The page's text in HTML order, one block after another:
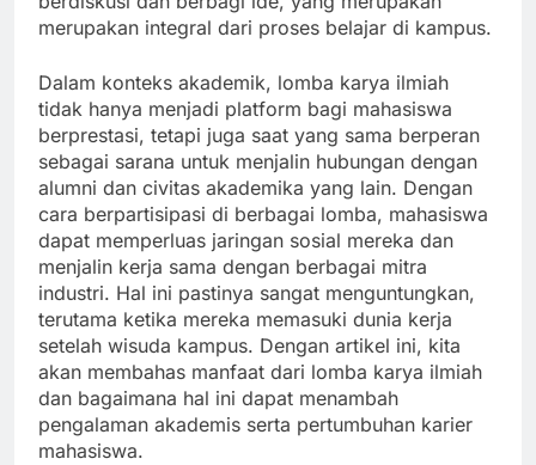
merupakan integral dari proses belajar di kampus.
Dalam konteks akademik, lomba karya ilmiah
tidak hanya menjadi platform bagi mahasiswa
berprestasi, tetapi juga saat yang sama berperan
sebagai sarana untuk menjalin hubungan dengan
alumni dan civitas akademika yang lain. Dengan
cara berpartisipasi di berbagai lomba, mahasiswa
dapat memperluas jaringan sosial mereka dan
menjalin kerja sama dengan berbagai mitra
industri. Hal ini pastinya sangat menguntungkan,
terutama ketika mereka memasuki dunia kerja
setelah wisuda kampus. Dengan artikel ini, kita
akan membahas manfaat dari lomba karya ilmiah
dan bagaimana hal ini dapat menambah
pengalaman akademis serta pertumbuhan karier
mahasiswa.